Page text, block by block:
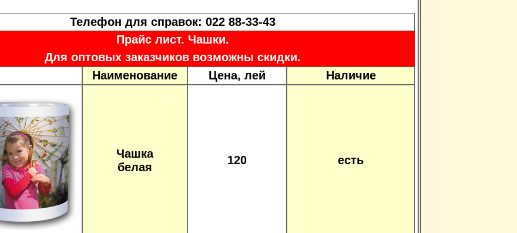
Телефон для справок: 022 88-33-43
Прайс лист. Чашки.
Для оптовых заказчиков возможны скидки.
Наименование
Цена, лей Наличие
Чашка
белая
120 есть